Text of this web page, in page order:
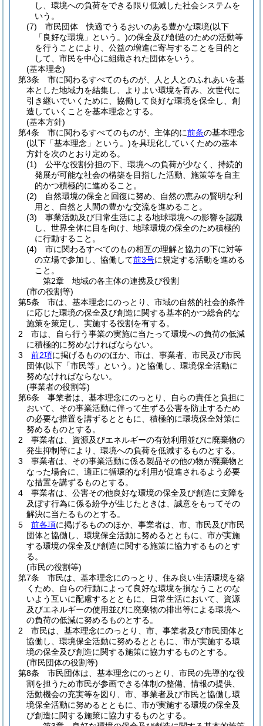
し、環境への負荷をできる限り低減した社会システムを
いう。
(7)
市民団体 快適でうるおいのある豊かな環境(以下
「良好な環境」という。)の保全及び創造のための活動等
を行うことにより、公益の増進に寄与することを目的と
して、市民を中心に組織された団体をいう。
(基本理念)
第3条
市に関わるすべてのものが、人と人とのふれあいを基
本とした地域力を結集し、よりよい環境を育み、次世代に
引き継いでいくために、協働して良好な環境を保全し、創
造していくことを基本理念とする。
(基本方針)
第4条
市に関わるすべてのものが、主体的に前条の基本理念
(以下「基本理念」という。)を具現化していくための基本
方針を次のとおり定める。
(1)
公平な役割分担の下、環境への負荷が少なく、持続的
発展が可能な社会の構築を目指した活動、施策等を自主
的かつ積極的に進めること。
(2)
自然環境の保全と回復に努め、自然の恵みの賢明な利
用と、自然と人間の豊かな交流を進めること。
(3)
事業活動及び日常生活による地球環境への影響を認識
し、世界全体に目を向け、地球環境の保全のため積極的
に行動すること。
(4)
市に関わるすべてのもの相互の理解と協力の下に対等
の立場で参加し、協働して前3号に規定する活動を進める
こと。
第2章
地域の各主体の連携及び役割
(市の役割等)
第5条
市は、基本理念にのっとり、市域の自然的社会的条件
に応じた環境の保全及び創造に関する基本的かつ総合的な
施策を策定し、実施する役割を有する。
2
市は、自ら行う事業の実施に当たって環境への負荷の低減
に積極的に努めなければならない。
3
前2項に掲げるもののほか、市は、事業者、市民及び市民
団体(以下「市民等」という。)と協働し、環境保全活動に
努めなければならない。
(事業者の役割等)
第6条
事業者は、基本理念にのっとり、自らの責任と負担に
おいて、その事業活動に伴って生ずる公害を防止するため
の必要な措置を講ずるとともに、積極的に環境保全対策に
努めるものとする。
2
事業者は、資源及びエネルギーの有効利用並びに廃棄物の
発生抑制等により、環境への負荷を低減するものとする。
3
事業者は、その事業活動に係る製品その他の物が廃棄物と
なった場合に、適正に循環的な利用が促進されるよう必要
な措置を講ずるものとする。
4
事業者は、公害その他良好な環境の保全及び創造に支障を
及ぼす行為に係る紛争が生じたときは、誠意をもってその
解決に当たるものとする。
5
前各項に掲げるもののほか、事業者は、市、市民及び市民
団体と協働し、環境保全活動に努めるとともに、市が実施
する環境の保全及び創造に関する施策に協力するものとす
る。
(市民の役割等)
第7条
市民は、基本理念にのっとり、住み良い生活環境を築
くため、自らの行動によって良好な環境を損なうことのな
いよう互いに配慮するとともに、日常生活において、資源
及びエネルギーの使用並びに廃棄物の排出等による環境へ
の負荷の低減に努めるものとする。
2
市民は、基本理念にのっとり、市、事業者及び市民団体と
協働し、環境保全活動に努めるとともに、市が実施する環
境の保全及び創造に関する施策に協力するものとする。
(市民団体の役割等)
第8条
市民団体は、基本理念にのっとり、市民の先導的な役
割を担うため市民が参画できる体制の整備、情報の提供、
活動機会の充実等を図り、市、事業者及び市民と協働し環
境保全活動に努めるとともに、市が実施する環境の保全及
び創造に関する施策に協力するものとする。